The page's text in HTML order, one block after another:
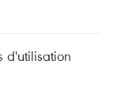
d'utilisation